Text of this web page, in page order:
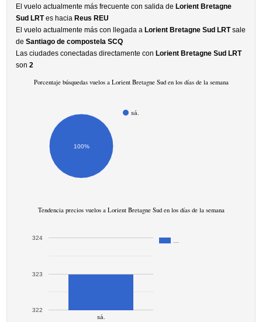
El vuelo actualmente más frecuente con salida de Lorient Bretagne
Sud LRTes hacia Reus REU
El vuelo actualmente más con llegada a Lorient Bretagne Sud LRTsale
deSantiago de compostela SCQ
Las ciudades conectadas directamente con Lorient Bretagne Sud LRT
son2
Porcentaje búsquedas vuelos a Lorient Bretagne Sud en los días de la semana
sá.
100%
Tendencia precios vuelos a Lorient Bretagne Sud en los días de la semana
sá.
322
323
324